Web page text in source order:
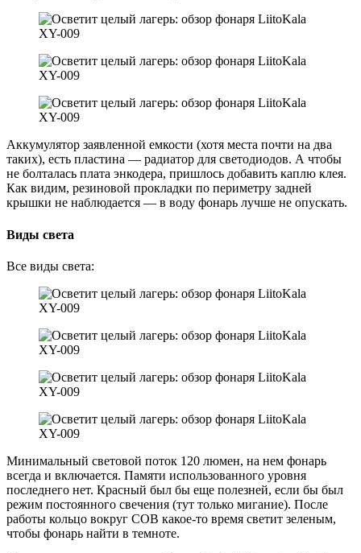
Аккумулятор заявленной емкости (хотя места почти на два
таких), есть пластина — радиатор для светодиодов. А чтобы
не болталась плата энкодера, пришлось добавить каплю клея.
Как видим, резиновой прокладки по периметру задней
крышки не наблюдается — в воду фонарь лучше не опускать.
Виды света
Все виды света:
Минимальный световой поток 120 люмен, на нем фонарь
всегда и включается. Памяти использованного уровня
последнего нет. Красный был бы еще полезней, если бы был
режим постоянного свечения (тут только мигание). После
работы кольцо вокруг COB какое-то время светит зеленым,
чтобы фонарь найти в темноте.